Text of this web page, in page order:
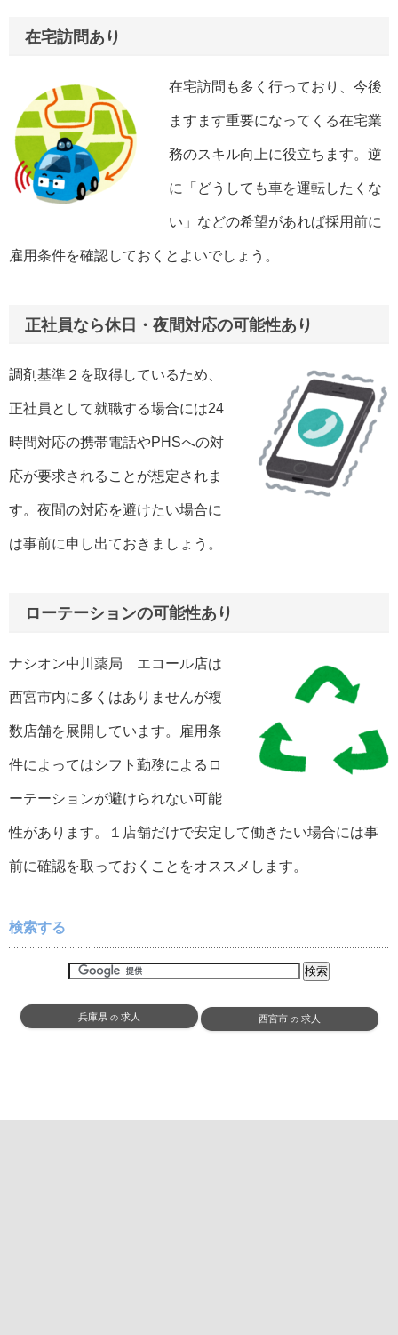
在宅訪問あり
在宅訪問も多く行っており、今後
ますます重要になってくる在宅業
務のスキル向上に役立ちます。逆
に「どうしても車を運転したくな
い」などの希望があれば採用前に
雇用条件を確認しておくとよいでしょう。
正社員なら休日・夜間対応の可能性あり
調剤基準２を取得しているため、
正社員として就職する場合には24
時間対応の携帯電話やPHSへの対
応が要求されることが想定されま
す。夜間の対応を避けたい場合に
は事前に申し出ておきましょう。
ローテーションの可能性あり
ナシオン中川薬局 エコール店は
西宮市内に多くはありませんが複
数店舗を展開しています。雇用条
件によってはシフト勤務によるロ
ーテーションが避けられない可能
性があります。１店舗だけで安定して働きたい場合には事
前に確認を取っておくことをオススメします。
検索する
兵庫県の 求人 西宮市の 求人